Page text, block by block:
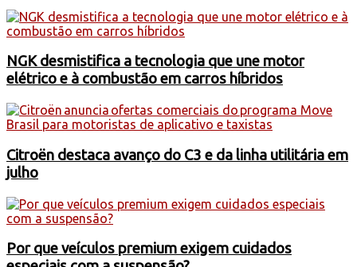
NGK desmistifica a tecnologia que une motor
elétrico e à combustão em carros híbridos
Citroën destaca avanço do C3 e da linha utilitária em
julho
Por que veículos premium exigem cuidados